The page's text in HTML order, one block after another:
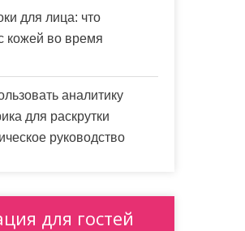
для лица: что
кожей во время
аналитику
для раскрутки
руководство
для гостей